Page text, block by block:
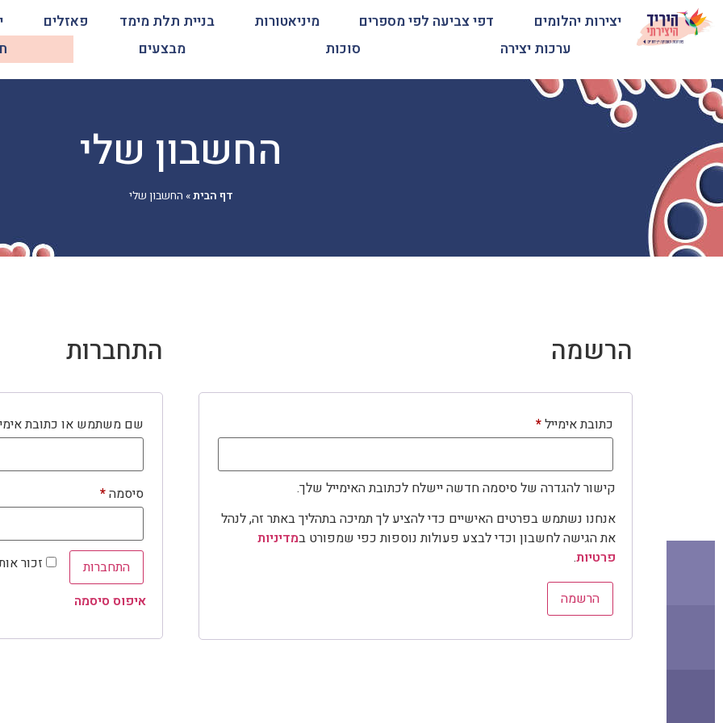
יצירות יהלומים דפי צביעה לפי מספרים מיניאטורות בניית תלת מימד פאזלים
ערכות יצירה
סוכות מבצעים
החשבון שלי
דף הבית» החשבון שלי
התחברות
שם משתמש או כתובת
סיסמה*
זכור
התחברות
איפוס סיסמה
הרשמה
כתובת אימייל*
קישור להגדרה של סיסמה חדשה יישלח לכתובת האימייל שלך.
אנחנו נשתמש בפרטים האישיים כדי להציע לך תמיכה בתהליך באתר זה, לנהל
את הגישה לחשבון וכדי לבצע פעולות נוספות כפי שמפורט במדיניות
פרטיות.
הרשמה